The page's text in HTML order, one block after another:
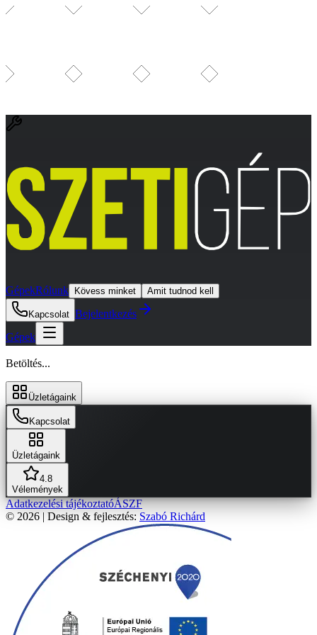
GépekRólunk Kövess minket Amit tudnod kell
Kapcsolat Bejelentkezés
Gépek
Betöltés...
Üzletágaink
Kapcsolat
Üzletágaink
4.8
Vélemények
Adatkezelési tájékoztatóÁSZF
© 2026 | Design & fejlesztés: Szabó Richárd